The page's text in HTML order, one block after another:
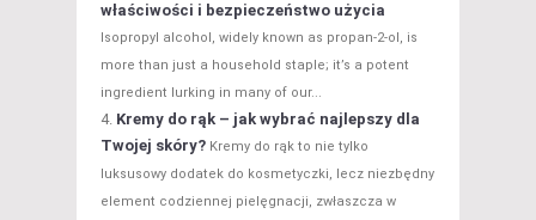
właściwości i bezpieczeństwo użycia
Isopropyl alcohol, widely known as propan-2-ol, is
more than just a household staple; it’s a potent
ingredient lurking in many of our...
Kremy do rąk – jak wybrać najlepszy dla
Twojej skóry? Kremy do rąk to nie tylko
luksusowy dodatek do kosmetyczki, lecz niezbędny
element codziennej pielęgnacji, zwłaszcza w